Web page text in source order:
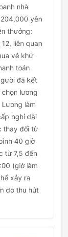
nhà
yên
thưởng:
liên quan
vé khứ
toán
đã kết
lương
làm
nghỉ dài
thay đổi từ
40 giờ
từ 7,5 đến
(giờ làm
xảy ra
do thu hút